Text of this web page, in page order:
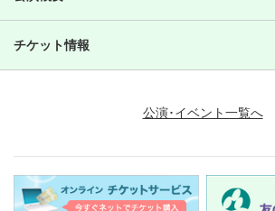
チケット情報
公演･イベント一覧へ